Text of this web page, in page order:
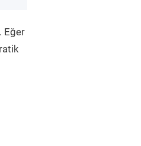
Eğer